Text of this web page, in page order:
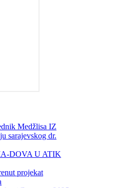
Medžlisa IZ
sarajevskog dr.
DOVA U ATIK
projekat